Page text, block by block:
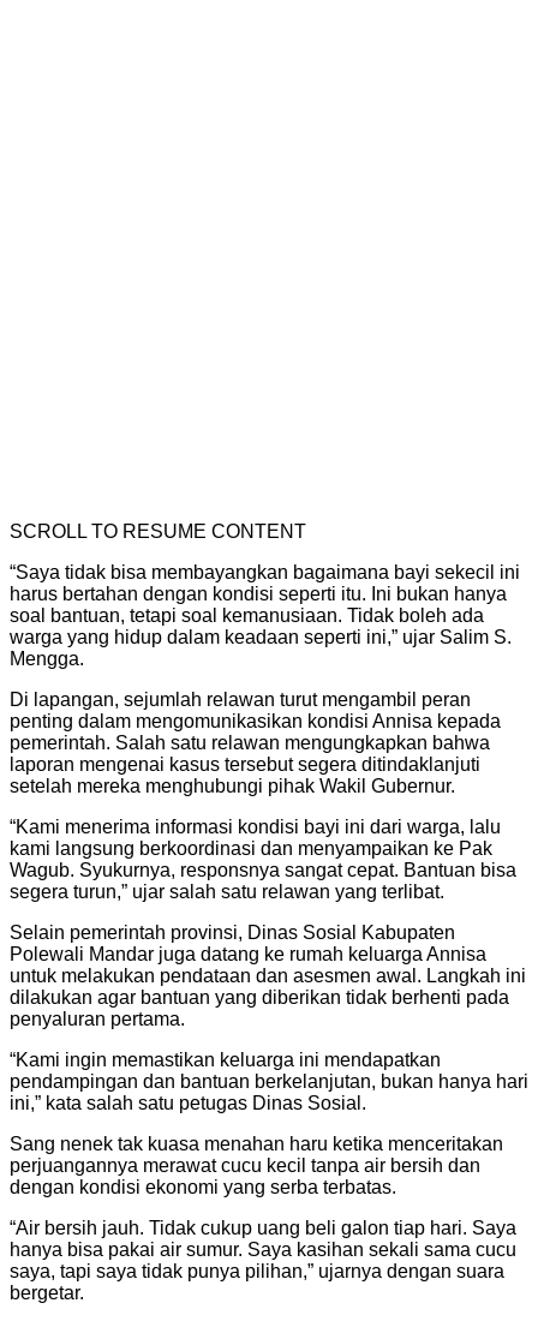
SCROLL TO RESUME CONTENT
“Saya tidak bisa membayangkan bagaimana bayi sekecil ini
harus bertahan dengan kondisi seperti itu. Ini bukan hanya
soal bantuan, tetapi soal kemanusiaan. Tidak boleh ada
warga yang hidup dalam keadaan seperti ini,” ujar Salim S.
Mengga.
Di lapangan, sejumlah relawan turut mengambil peran
penting dalam mengomunikasikan kondisi Annisa kepada
pemerintah. Salah satu relawan mengungkapkan bahwa
laporan mengenai kasus tersebut segera ditindaklanjuti
setelah mereka menghubungi pihak Wakil Gubernur.
“Kami menerima informasi kondisi bayi ini dari warga, lalu
kami langsung berkoordinasi dan menyampaikan ke Pak
Wagub. Syukurnya, responsnya sangat cepat. Bantuan bisa
segera turun,” ujar salah satu relawan yang terlibat.
Selain pemerintah provinsi, Dinas Sosial Kabupaten
Polewali Mandar juga datang ke rumah keluarga Annisa
untuk melakukan pendataan dan asesmen awal. Langkah ini
dilakukan agar bantuan yang diberikan tidak berhenti pada
penyaluran pertama.
“Kami ingin memastikan keluarga ini mendapatkan
pendampingan dan bantuan berkelanjutan, bukan hanya hari
ini,” kata salah satu petugas Dinas Sosial.
Sang nenek tak kuasa menahan haru ketika menceritakan
perjuangannya merawat cucu kecil tanpa air bersih dan
dengan kondisi ekonomi yang serba terbatas.
“Air bersih jauh. Tidak cukup uang beli galon tiap hari. Saya
hanya bisa pakai air sumur. Saya kasihan sekali sama cucu
saya, tapi saya tidak punya pilihan,” ujarnya dengan suara
bergetar.